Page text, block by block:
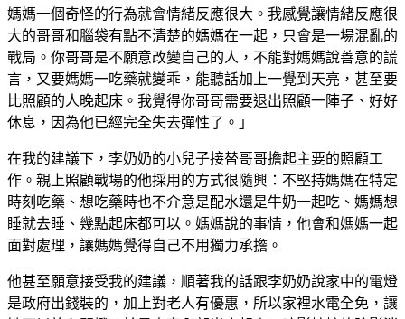
媽媽一個奇怪的行為就會情緒反應很大。我感覺讓情緒反應很
大的哥哥和腦袋有點不清楚的媽媽在一起，只會是一場混亂的
戰局。你哥哥是不願意改變自己的人，不能對媽媽說善意的謊
言，又要媽媽一吃藥就變乖，能聽話加上一覺到天亮，甚至要
比照顧的人晚起床。我覺得你哥哥需要退出照顧一陣子、好好
休息，因為他已經完全失去彈性了。」
在我的建議下，李奶奶的小兒子接替哥哥擔起主要的照顧工
作。親上照顧戰場的他採用的方式很隨興：不堅持媽媽在特定
時刻吃藥、想吃藥時也不介意是配水還是牛奶一起吃、媽媽想
睡就去睡、幾點起床都可以。媽媽說的事情，他會和媽媽一起
面對處理，讓媽媽覺得自己不用獨力承擔。
他甚至願意接受我的建議，順著我的話跟李奶奶說家中的電燈
是政府出錢裝的，加上對老人有優惠，所以家裡水電全免，讓